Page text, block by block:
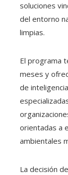
soluciones
del entorno
limpias.
El programa
meses y
de
orientadas a
ambientales
La decisión